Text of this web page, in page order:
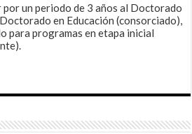
un periodo de 3 años al Doctorado
en Educación (consorciado),
para programas en etapa inicial